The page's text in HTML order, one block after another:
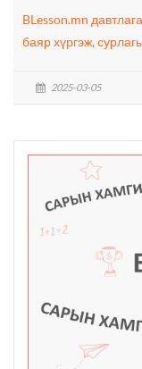
BLesson.mn
баяр хүргэж,
2025-03-05